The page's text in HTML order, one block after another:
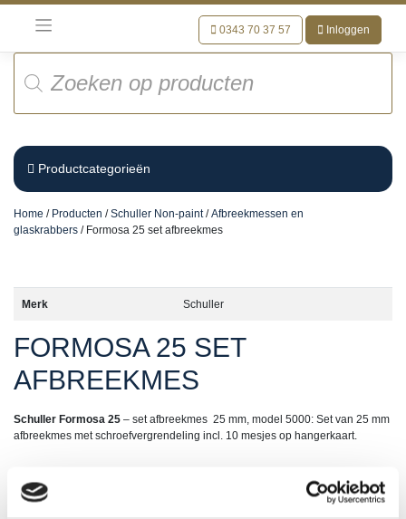
0343 70 37 57 Inloggen
Producten
Productcategorieën
Home / Producten /Schuller Non-paint/Afbreekmessen en
glaskrabbers / Formosa 25 set afbreekmes
Merk Schuller
FORMOSA 25 SET
AFBREEKMES
Schuller Formosa 25 – set afbreekmes 25 mm, model 5000: Set van 25 mm
afbreekmes met schroefvergrendeling incl. 10 mesjes op hangerkaart.
Login om te kunnen bestellen of uw inkoopprijs te zien. Nog geen account?
Klik hier